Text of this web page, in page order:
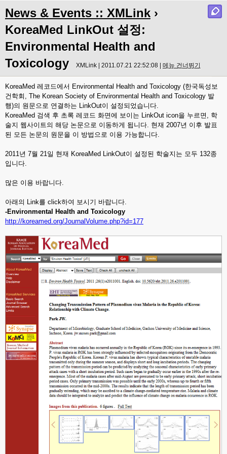
News & Events :: XMLink ›
KoreaMed LinkOut 설정:
Environmental Health and
Toxicology
XMLink | 2011.07.21 22:52:08 | 메뉴 건너뛰기
KoreaMed 레코드에서 Environmental Health and Toxicology (한국독성보
건학회, The Korean Society of Environmental Health and Toxicology 발
행)의 원문으로 연결하는 LinkOut이 설정되었습니다.
KoreaMed 검색 후 초록 레코드 화면에 보이는 LinkOut icon을 누르면, 학
술지 웹사이트의 해당 논문으로 이동하게 됩니다. 현재 2007년 이후 발표
된 모든 논문의 원문을 이 방법으로 이용 가능합니다.
2011년 7월 21일 현재 KoreaMed LinkOut이 설정된 학술지는 모두 132종
입니다.
많은 이용 바랍니다.
아래의 Link를 click하여 보시기 바랍니다.
-Environmental Health and Toxicology
http://koreamed.org/JournalVolume.php?id=177